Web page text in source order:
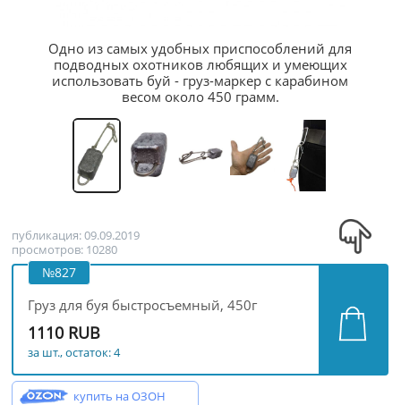
Одно из самых удобных приспособлений для
подводных охотников любящих и умеющих
использовать буй - груз-маркер с карабином
весом около 450 грамм.
публикация: 09.09.2019
просмотров: 10280
№827
Груз для буя быстросъемный, 450г
1110 RUB
за шт., остаток: 4
купить на ОЗОН